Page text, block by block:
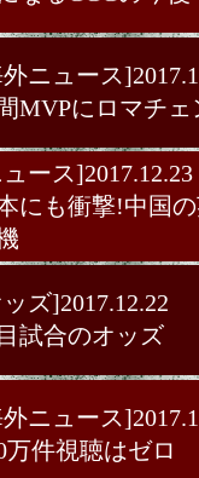
出場へ
フエンテス「
気になるGGG
[海外ニュース
年間MVPにロ